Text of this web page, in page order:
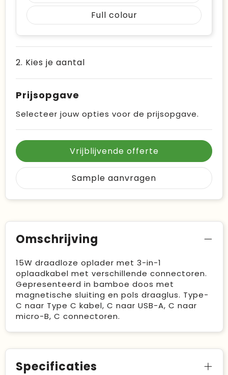
Full colour
2. Kies je aantal
Prijsopgave
Selecteer jouw opties voor de prijsopgave.
Vrijblijvende offerte
Sample aanvragen
Omschrijving
15W draadloze oplader met 3-in-1
oplaadkabel met verschillende connectoren.
Gepresenteerd in bamboe doos met
magnetische sluiting en pols draaglus. Type-
C naar Type C kabel, C naar USB-A, C naar
micro-B, C connectoren.
Specificaties